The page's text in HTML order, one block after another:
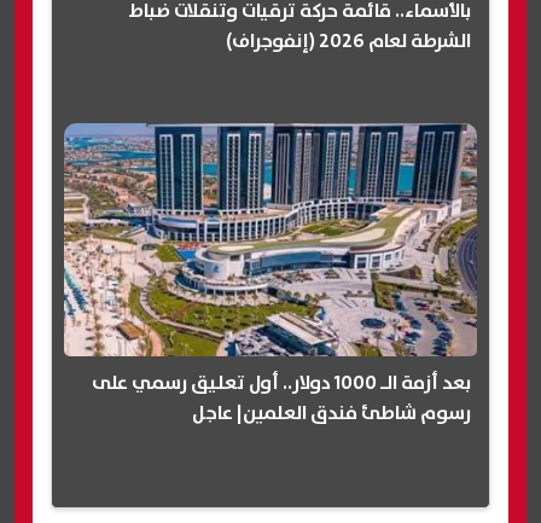
بالأسماء.. قائمة حركة ترقيات وتنقلات ضباط
الشرطة لعام 2026 (إنفوجراف)
بعد أزمة الـ 1000 دولار.. أول تعليق رسمي على
رسوم شاطئ فندق العلمين| عاجل